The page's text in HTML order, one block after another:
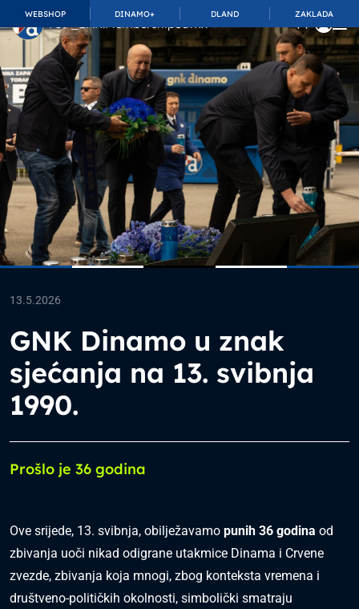
WEBSHOP DINAMO+ DLAND ZAKLADA
TOP_BAR.MembershipSuffix
13.5.2026
GNK Dinamo u znak
sjećanja na 13. svibnja
1990.
Prošlo je 36 godina
Ove srijede, 13. svibnja, obilježavamo punih 36 godina od
zbivanja uoči nikad odigrane utakmice Dinama i Crvene
zvezde, zbivanja koja mnogi, zbog konteksta vremena i
društveno-političkih okolnosti, simbolički smatraju